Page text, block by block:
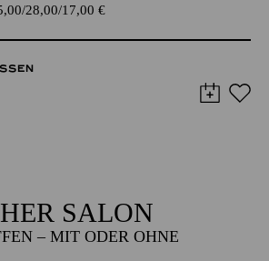
28,00 17,00 €
SALON
– MIT ODER OHNE